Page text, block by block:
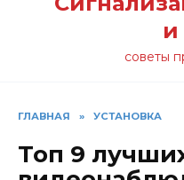
и
советы
ГЛАВНАЯ » УСТАНОВКА
Топ 9